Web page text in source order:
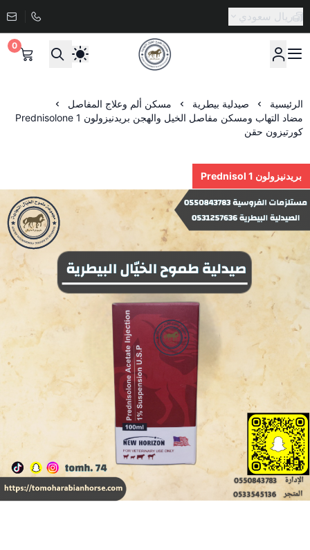
ريال سعودي
صيدلية طموح الخيال البيطرية
0
الرئيسية صيدلية بيطرية
مسكن ألم وعلاج المفاصل
مضاد التهاب ومسكن مفاصل الخيل والهجن بريدنيزولون Prednisolone 1
كورتيزون حقن
بريدنيزولون 1 Prednisol